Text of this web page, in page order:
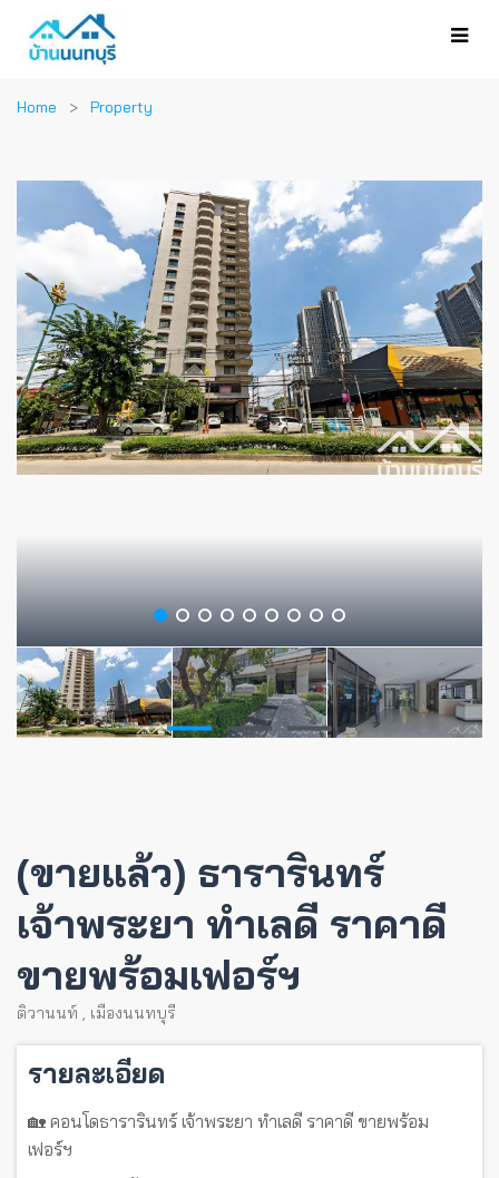
Home Property
(ขายแล้ว) ธารารินทร์
เจ้าพระยา ทำเลดี ราคาดี
ขายพร้อมเฟอร์ฯ
ติวานนท์ , เมืองนนทบุรี
รายละเอียด
🏡 คอนโดธารารินทร์ เจ้าพระยา ทำเลดี ราคาดี ขายพร้อม
เฟอร์ฯ